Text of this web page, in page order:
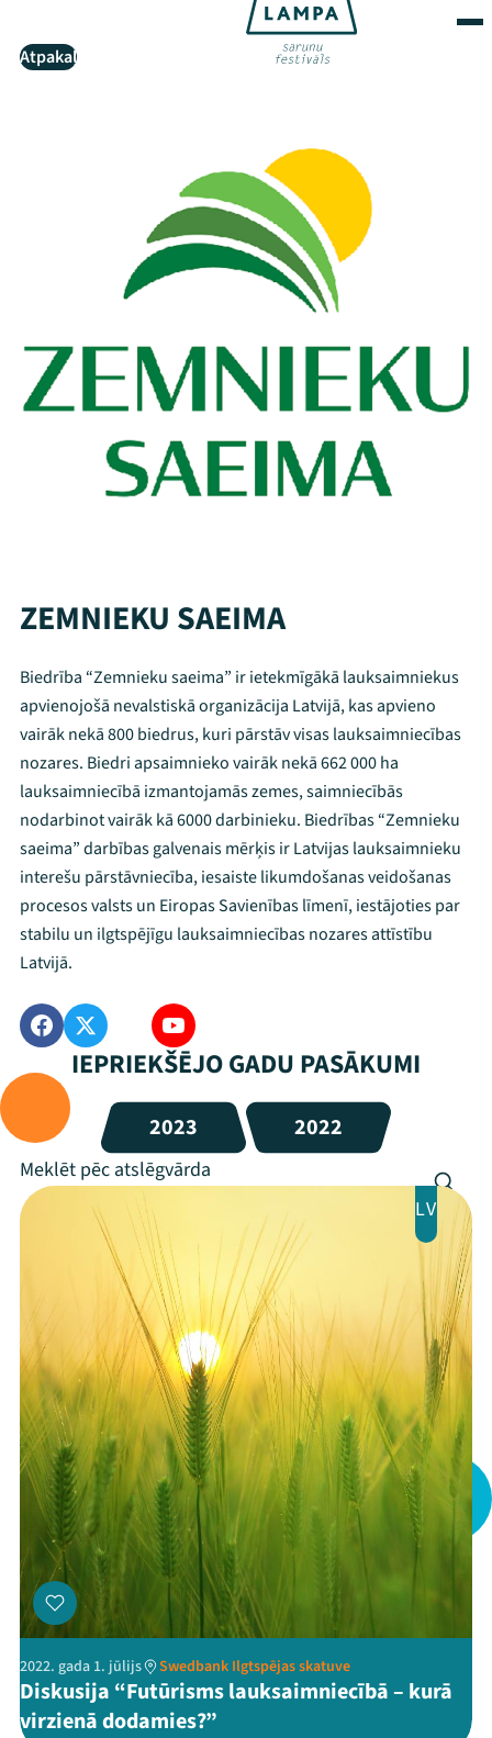
Mana programma
Festivāls
Programma
Arhīvs
Viņi bija LAMPĀ 2026
Jaunumi
Ziedo
Veikals
Kontakti
Atpakaļ
ZEMNIEKU SAEIMA
Biedrība “Zemnieku saeima” ir ietekmīgākā lauksaimniekus
apvienojošā nevalstiskā organizācija Latvijā, kas apvieno
vairāk nekā 800 biedrus, kuri pārstāv visas lauksaimniecības
nozares. Biedri apsaimnieko vairāk nekā 662 000 ha
lauksaimniecībā izmantojamās zemes, saimniecībās
nodarbinot vairāk kā 6000 darbinieku. Biedrības “Zemnieku
saeima” darbības galvenais mērķis ir Latvijas lauksaimnieku
interešu pārstāvniecība, iesaiste likumdošanas veidošanas
procesos valsts un Eiropas Savienības līmenī, iestājoties par
stabilu un ilgtspējīgu lauksaimniecības nozares attīstību
Latvijā.
IEPRIEKŠĒJO GADU PASĀKUMI
2023 2022
LV
2022. gada 1. jūlijs Swedbank Ilgtspējas skatuve
Diskusija “Futūrisms lauksaimniecībā – kurā
virzienā dodamies?”